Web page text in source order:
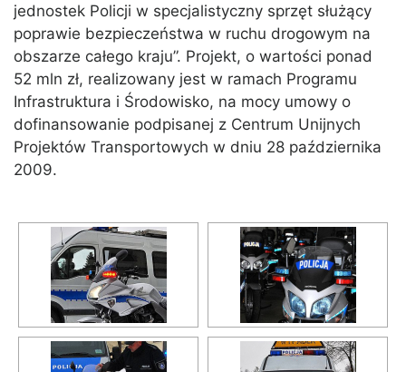
jednostek Policji w specjalistyczny sprzęt służący
poprawie bezpieczeństwa w ruchu drogowym na
obszarze całego kraju”. Projekt, o wartości ponad
52 mln zł, realizowany jest w ramach Programu
Infrastruktura i Środowisko, na mocy umowy o
dofinansowanie podpisanej z Centrum Unijnych
Projektów Transportowych w dniu 28 października
2009.